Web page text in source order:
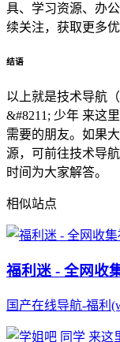
具、学习资源、办
续关注，获取更多优
结语
以上就是技术导航
&#8211; 少年 来这
需要的朋友。如果
源，可前往技术导
时间为大家解答。
相似站点
福利迷 - 全网收
国产在线导航-福利